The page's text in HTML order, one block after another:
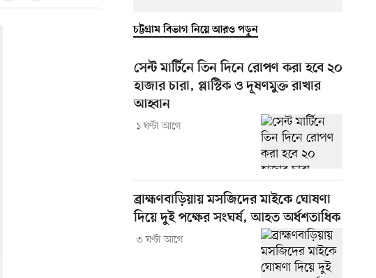
চট্টগ্রাম বিভাগ নিয়ে আরও পড়ুন
সেন্ট মার্টিনে তিন দিনে রোপণ করা হবে ২০
হাজার চারা, প্লাস্টিক ও দূষণমুক্ত রাখার
আহ্বান
১ ঘণ্টা আগে
ব্রাহ্মণবাড়িয়ায় মসজিদের মাইকে ঘোষণা
দিয়ে দুই পক্ষের সংঘর্ষ, আহত অর্ধশতাধিক
৩ ঘণ্টা আগে